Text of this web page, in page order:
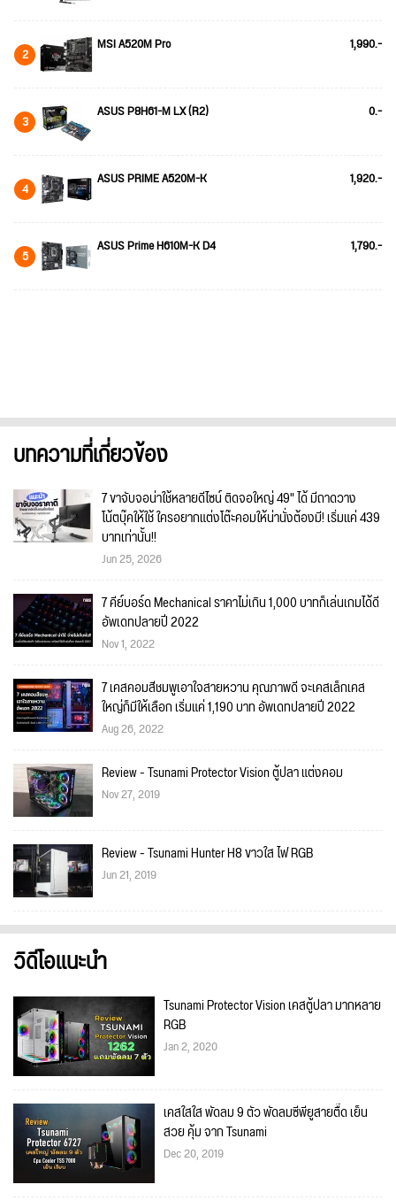
2 MSI A520M Pro 1,990.-
3 ASUS P8H61-M LX (R2) 0.-
4 ASUS PRIME A520M-K 1,920.-
5 ASUS Prime H610M-K D4 1,790.-
บทความที่เกี่ยวข้อง
7 ขาจับจอน่าใช้หลายดีไซน์ ติดจอใหญ่ 49" ได้ มีถาดวาง
โน้ตบุ๊คให้ใช้ ใครอยากแต่งโต๊ะคอมให้น่านั่งต้องมี! เริ่มแค่ 439
บาทเท่านั้น!!
Jun 25, 2026
7 คีย์บอร์ด Mechanical ราคาไม่เกิน 1,000 บาทก็เล่นเกมได้ดี
อัพเดทปลายปี 2022
Nov 1, 2022
7 เคสคอมสีชมพูเอาใจสายหวาน คุณภาพดี จะเคสเล็กเคส
ใหญ่ก็มีให้เลือก เริ่มแค่ 1,190 บาท อัพเดทปลายปี 2022
Aug 26, 2022
Review - Tsunami Protector Vision ตู้ปลา แต่งคอม
Nov 27, 2019
Review - Tsunami Hunter H8 ขาวใส ไฟ RGB
Jun 21, 2019
วิดีโอแนะนำ
Tsunami Protector Vision เคสตู้ปลา มากหลาย
RGB
Jan 2, 2020
เคสใสใส พัดลม 9 ตัว พัดลมซีพียูสายตื๊ด เย็น
สวย คุ้ม จาก Tsunami
Dec 20, 2019